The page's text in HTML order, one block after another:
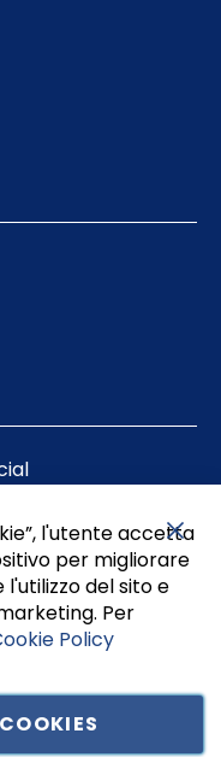
l'utente accetta
per migliorare
l'utilizzo del sito e
Per
Policy